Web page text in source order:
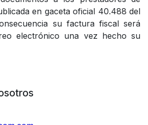
en gaceta oficial 40.488 del
su factura fiscal será
electrónico una vez hecho su